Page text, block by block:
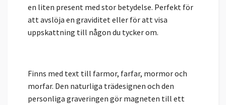
en liten present med stor betydelse. Perfekt för
att avslöja en graviditet eller för att visa
uppskattning till någon du tycker om.
Finns med text till farmor, farfar, mormor och
morfar. Den naturliga trädesignen och den
personliga graveringen gör magneten till ett